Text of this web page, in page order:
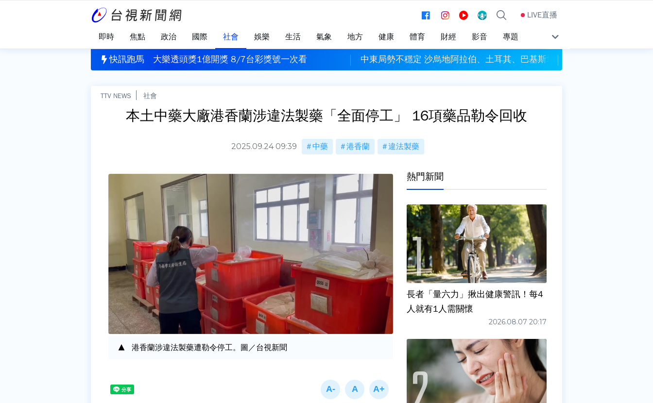
LIVE直播
即時 焦點 政治 國際 社會 娛樂 生活 氣象 地方 健康 體育 財經 影音 專題
快訊跑馬
揪出健康警訊！每4人就有1人需關懷 大樂透頭獎1億開獎 8/7台彩獎號一次看 中東局勢不穩定 沙烏地阿拉伯、土耳其、巴基斯坦簽署共同防禦條約
TTV NEWS 社會
本土中藥大廠港香蘭涉違法製藥「全面停工」 16項藥品勒令回收
2025.09.24 09:39 中藥 港香蘭 違法製藥
港香蘭涉違法製藥遭勒令停工。圖／台視新聞
熱門新聞
長者「量六力」揪出健康警訊！每4
人就有1人需關懷
2026.08.07 20:17